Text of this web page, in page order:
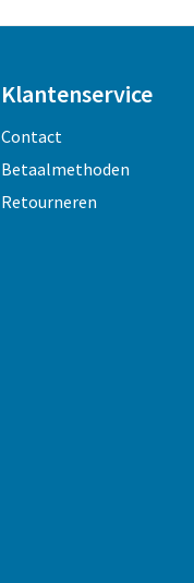
Klantenservice
Contact
Betaalmethoden
Retourneren